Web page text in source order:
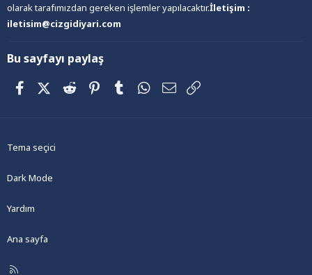
olarak tarafımızdan gereken işlemler yapılacaktır.İletişim :
iletisim@cizgidiyari.com
Bu sayfayı paylaş
FacebookX (Twitter)
Reddit PinterestTumblrWhatsApp
E-posta
Tema seçici
Dark Mode
Yardım
Ana sayfa
R